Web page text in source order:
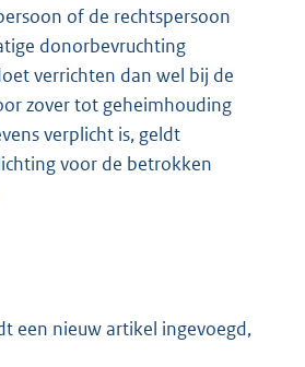
of de rechtspersoon
donorbevruchting
verrichten dan wel bij de
zover tot geheimhouding
verplicht is, geldt
voor de betrokken
een nieuw artikel ingevoegd,